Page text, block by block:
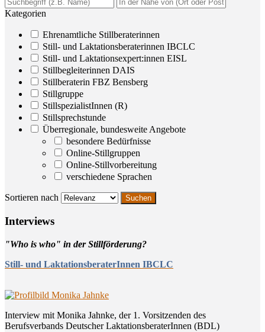
Kategorien
Ehrenamtliche Stillberaterinnen
Still- und Laktationsberaterinnen IBCLC
Still- und Laktationsexpert:innen EISL
Stillbegleiterinnen DAIS
Stillberaterin FBZ Bensberg
Stillgruppe
StillspezialistInnen (R)
Stillsprechstunde
Überregionale, bundesweite Angebote
besondere Bedürfnisse
Online-Stillgruppen
Online-Stillvorbereitung
verschiedene Sprachen
Sortieren nach
Inter­views
"Who is who" in der Stillförderung?
Still- und LaktationsberaterInnen IBCLC
Interview mit Monika Jahnke, der 1. Vorsitzenden des
Berufsverbands Deutscher LaktationsberaterInnen (BDL)